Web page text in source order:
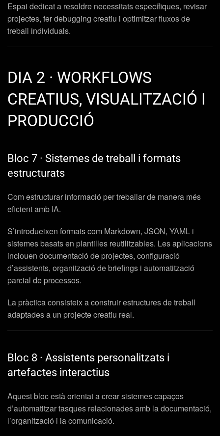
Espai dedicat a resoldre necessitats específiques, revisar
projectes, fer debugging creatiu i optimitzar fluxos de
treball individuals.
DIA 2 · WORKFLOWS
CREATIUS, VISUALITZACIÓ I
PRODUCCIÓ
Bloc 7 · Sistemes de treball i formats
estructurats
Com estructurar informació per treballar de manera més
eficient amb IA.
S’introdueixen formats com Markdown, JSON, YAML i
sistemes basats en plantilles reutilitzables. Les aplicacions
inclouen documentació de projectes, configuració
d’assistents, organització de briefings i automatització
parcial de processos.
La pràctica consisteix a construir estructures de treball
adaptades a un projecte creatiu real.
Bloc 8 · Assistents personalitzats i
artefactes interactius
Aquest bloc està orientat a crear sistemes capaços
d’automatitzar tasques relacionades amb la documentació,
l’organització i la comunicació.